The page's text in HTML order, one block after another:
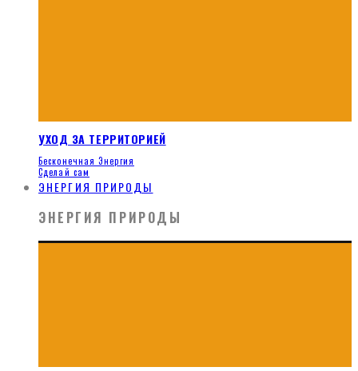
УХОД ЗА ТЕРРИТОРИЕЙ
Бесконечная Энергия
Сделай сам
ЭНЕРГИЯ ПРИРОДЫ
ЭНЕРГИЯ ПРИРОДЫ